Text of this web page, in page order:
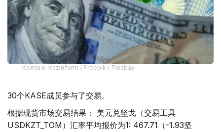
Коллаж: Kazinform / Freepik / Pixabay
30个KASE成员参与了交易。
根据现货市场交易结果： 美元兑坚戈（交易工具
USDKZT_TOM）汇率平均报价为1: 467.71（-1.93坚